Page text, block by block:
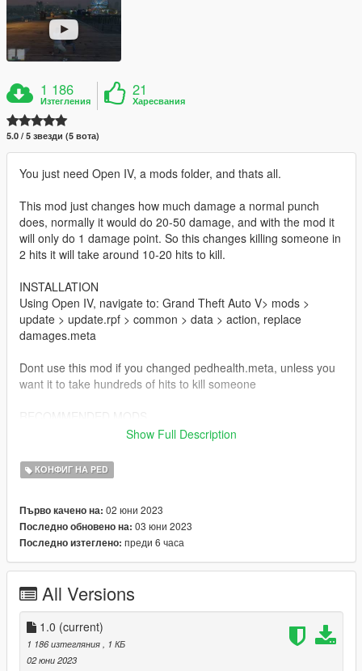
1 186
Изтегления
21
Харесвания
5.0 / 5 звезди (5 вота)
You just need Open IV, a mods folder, and thats all.
This mod just changes how much damage a normal punch
does, normally it would do 20-50 damage, and with the mod it
will only do 1 damage point. So this changes killing someone in
2 hits it will take around 10-20 hits to kill.
INSTALLATION
Using Open IV, navigate to: Grand Theft Auto V> mods >
update > update.rpf > common > data > action, replace
damages.meta
Dont use this mod if you changed pedhealth.meta, unless you
want it to take hundreds of hits to kill someone
IV styled knockdowns
Harder Fights (only use the pedbrawl style dont use
pedhealth.meta)
Show Full Description
КОНФИГ НА PED
Първо качено на: 02 юни 2023
Последно обновено на: 03 юни 2023
Последно изтеглено: преди 6 часа
All Versions
1.0 (current)
1 186 изтегляния
, 1 КБ
02 юни 2023